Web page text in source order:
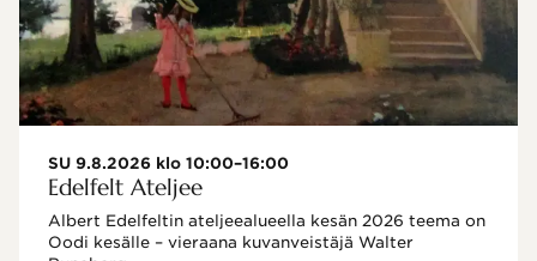
SU 9.8.2026 klo 10:00–16:00
Edelfelt Ateljee
Albert Edelfeltin ateljeealueella kesän 2026 teema on
Oodi kesälle – vieraana kuvanveistäjä Walter